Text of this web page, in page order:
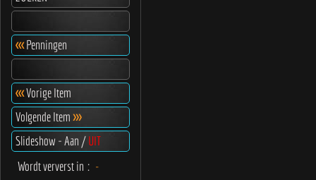
<<<Penningen
<<<Vorige Item
Volgende Item>>>
Slideshow - Aan /UIT
Wordt ververst in : -